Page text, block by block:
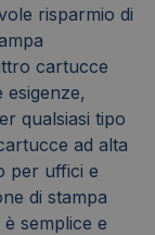
risparmio di
cartucce
qualsiasi tipo
ad alta
per uffici e
di stampa
semplice e